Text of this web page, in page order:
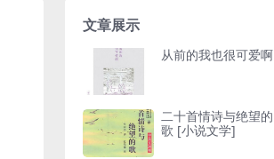
文章展示
从前的我也很可爱啊
二十首情诗与绝望的
歌 [小说文学]